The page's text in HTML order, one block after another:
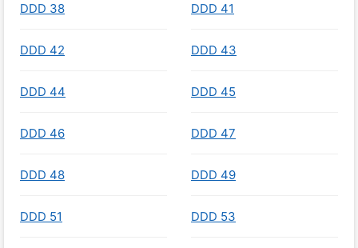
DDD 38 DDD 41
DDD 42 DDD 43
DDD 44 DDD 45
DDD 46 DDD 47
DDD 48 DDD 49
DDD 51 DDD 53